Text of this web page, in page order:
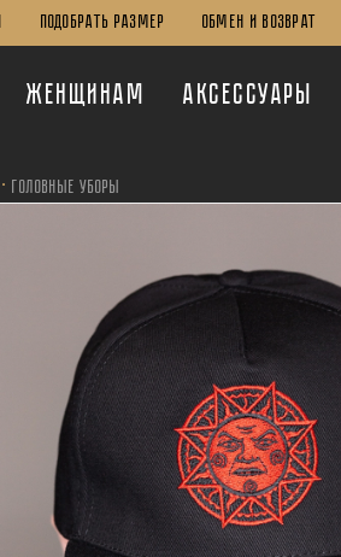
Подобрать Размер Обмен И Возврат
Женщинам Аксессуары
Головные Уборы